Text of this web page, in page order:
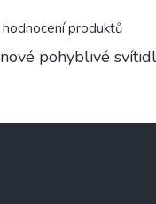
produktů
produktu je 5 z 5 hvězdiček.